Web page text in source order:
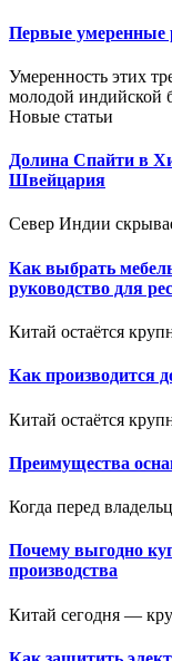
Первые умеренные
Умеренность этих
молодой индийской
Новые статьи
Долина Спайти в
Швейцария
Север Индии
Как выбрать
руководство для
Китай остаётся
Как производится
Китай остаётся
Преимущества
Когда перед
Почему выгодно
производства
Китай сегодня —